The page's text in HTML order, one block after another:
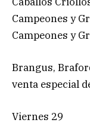
Campeones y
Campeones y
Brangus,
venta especial
Viernes 29